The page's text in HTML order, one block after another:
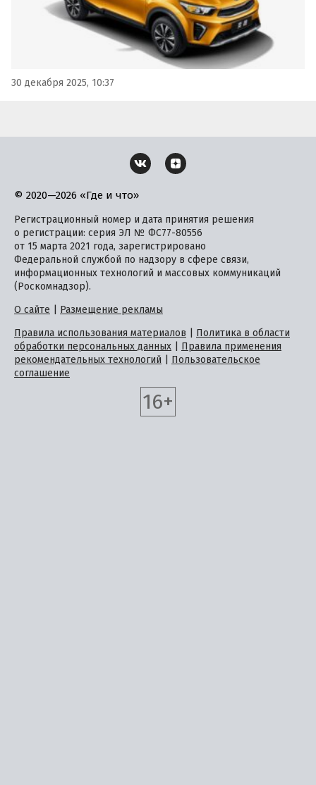
30 декабря 2025, 10:37
© 2020—2026 «Где и что»
Регистрационный номер и дата принятия решения
о регистрации: серия ЭЛ № ФС77-80556
от 15 марта 2021 года, зарегистрировано
Федеральной службой по надзору в сфере связи,
информационных технологий и массовых коммуникаций
(Роскомнадзор).
О сайте
Размещение рекламы
Правила использования материалов
Политика в области
обработки персональных данных
Правила применения
рекомендательных технологий
Пользовательское
соглашение
16+